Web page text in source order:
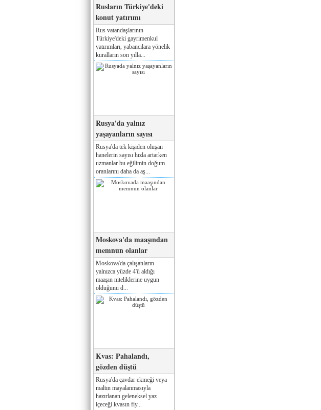
Rusların Türkiye'deki
konut yatırımı
Rus vatandaşlarının
Türkiye'deki gayrimenkul
yatırımları, yabancılara yönelik
kuralların son yılla...
Rusya'da yalnız
yaşayanların sayısı
Rusya'da tek kişiden oluşan
hanelerin sayısı hızla artarken
uzmanlar bu eğilimin doğum
oranlarını daha da aş...
Moskova'da maaşından
memnun olanlar
Moskova'da çalışanların
yalnızca yüzde 4'ü aldığı
maaşın niteliklerine uygun
olduğunu d...
Kvas: Pahalandı,
gözden düştü
Rusya'da çavdar ekmeği veya
maltın mayalanmasıyla
hazırlanan geleneksel yaz
içeceği kvasın fiy...